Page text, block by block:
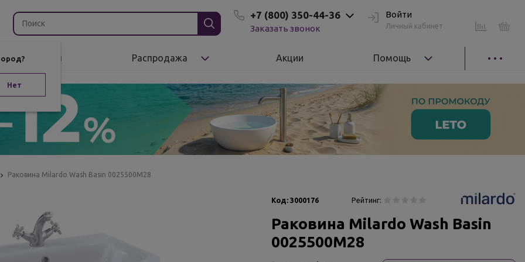
Нет
+7 (800) 350-44-36
Заказать звонок
Войти
Личный кабинет
Бренды Распродажа Акции Помощь
Раковина Milardo Wash Basin 0025500M28
Код: 3000176 Рейтинг:
Раковина Milardo Wash Basin
0025500M28